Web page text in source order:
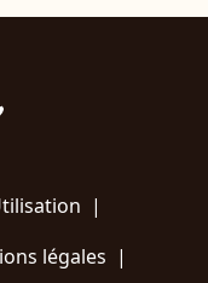
|
légales |